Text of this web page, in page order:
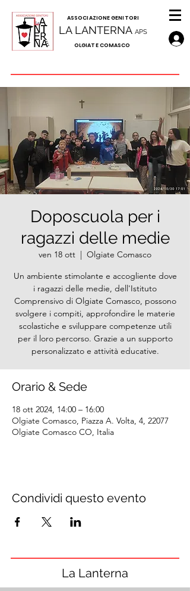
LA LANTERNA APS
ASSOCIAZIONE GENITORI
OLGIATE COMASCO
Doposcuola per i
ragazzi delle medie
ven 18 ott
  |
Olgiate Comasco
Un ambiente stimolante e accogliente dove
i ragazzi delle medie, dell'Istituto
Comprensivo di Olgiate Comasco, possono
svolgere i compiti, approfondire le materie
scolastiche e sviluppare competenze utili
per il loro percorso. Grazie a un supporto
personalizzato e attività educative.
Orario & Sede
18 ott 2024, 14:00 – 16:00
Olgiate Comasco, Piazza A. Volta, 4, 22077
Olgiate Comasco CO, Italia
Condividi questo evento
La Lanterna